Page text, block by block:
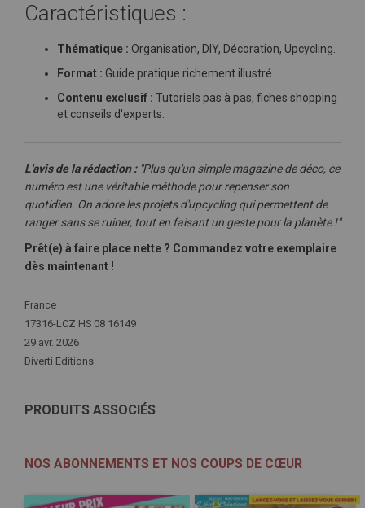
Caractéristiques :
Thématique : Organisation, DIY, Décoration, Upcycling.
Format : Guide pratique richement illustré.
Contenu exclusif : Tutoriels pas à pas, fiches shopping
et conseils d'experts.
L'avis de la rédaction :"Plus qu'un simple magazine de déco, ce
numéro est une véritable méthode pour repenser son
quotidien. On adore les projets d'upcycling qui permettent de
ranger sans se ruiner, tout en faisant un geste pour la planète !"
Prêt(e) à faire place nette ? Commandez votre exemplaire
dès maintenant !
Plus
d'infos
France
17316-LCZ HS 08 16149
29 avr. 2026
Diverti Editions
PRODUITS ASSOCIÉS
NOS ABONNEMENTS ET NOS COUPS DE CŒUR